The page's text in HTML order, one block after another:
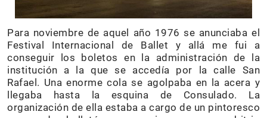
Para noviembre de aquel año 1976 se anunciaba el
Festival Internacional de Ballet y allá me fui a
conseguir los boletos en la administración de la
institución a la que se accedía por la calle San
Rafael. Una enorme cola se agolpaba en la acera y
llegaba hasta la esquina de Consulado. La
organización de ella estaba a cargo de un pintoresco